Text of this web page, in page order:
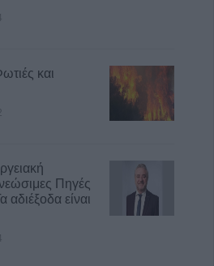
και
Πηγές
είναι